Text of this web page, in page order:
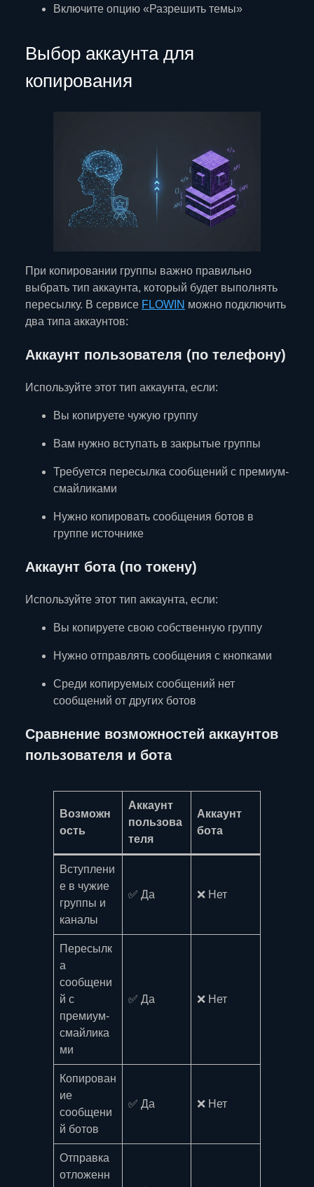
Включите опцию «Разрешить темы»
Выбор аккаунта для
копирования
При копировании группы важно правильно
выбрать тип аккаунта, который будет выполнять
пересылку. В сервисе FLOWIN можно подключить
два типа аккаунтов:
Аккаунт пользователя (по телефону)
Используйте этот тип аккаунта, если:
Вы копируете чужую группу
Вам нужно вступать в закрытые группы
Требуется пересылка сообщений с премиум-
смайликами
Нужно копировать сообщения ботов в
группе источнике
Аккаунт бота (по токену)
Используйте этот тип аккаунта, если:
Вы копируете свою собственную группу
Нужно отправлять сообщения с кнопками
Среди копируемых сообщений нет
сообщений от других ботов
Сравнение возможностей аккаунтов
пользователя и бота
Возможн
ость
Аккаунт
пользова
теля
Аккаунт
бота
Вступлени
е в чужие
группы и
каналы
✅ Да ❌ Нет
Пересылк
а
сообщени
й с
премиум-
смайлика
ми
✅ Да ❌ Нет
Копирован
ие
сообщени
й ботов
✅ Да ❌ Нет
Отправка
отложенн